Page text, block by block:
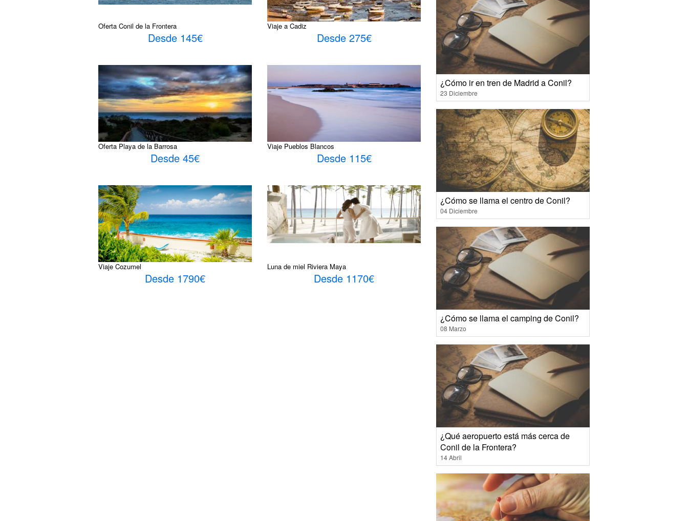
Oferta Conil de la Frontera
Desde 145€
Viaje a Cadiz
Desde 275€
Oferta Playa de la Barrosa
Desde 45€
Viaje Pueblos Blancos
Desde 115€
Viaje Cozumel
Desde 1790€
Luna de miel Riviera Maya
Desde 1170€
¿Cómo ir en tren de Madrid a Conil?
23 Diciembre
¿Cómo se llama el centro de Conil?
04 Diciembre
¿Cómo se llama el camping de Conil?
08 Marzo
¿Qué aeropuerto está más cerca de
Conil de la Frontera?
14 Abril